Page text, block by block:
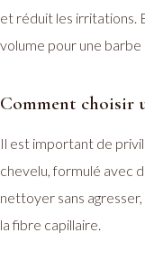
et réduit les irritations.
volume pour une barbe
Comment choisir
Il est important de
chevelu, formulé avec
nettoyer sans
la fibre capillaire.